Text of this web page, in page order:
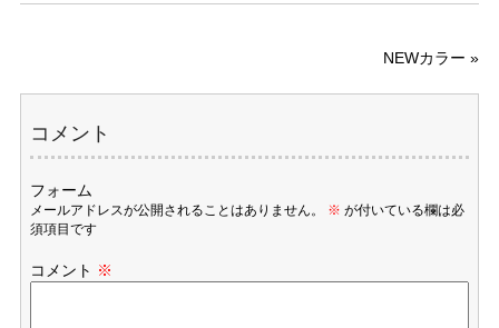
NEWカラー »
コメント
フォーム
メールアドレスが公開されることはありません。 ※ が付いている欄は必
須項目です
コメント ※